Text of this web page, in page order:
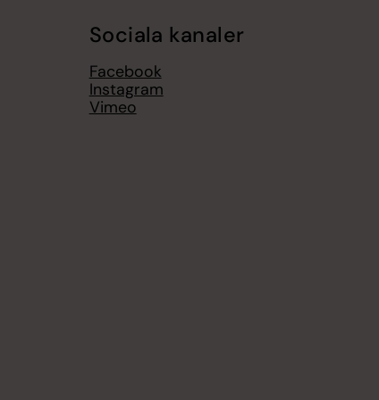
Sociala kanaler
Facebook
Instagram
Vimeo